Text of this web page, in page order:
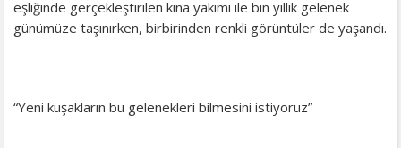
eşliğinde gerçekleştirilen kına yakımı ile bin yıllık gelenek
günümüze taşınırken, birbirinden renkli görüntüler de yaşandı.
“Yeni kuşakların bu gelenekleri bilmesini istiyoruz”